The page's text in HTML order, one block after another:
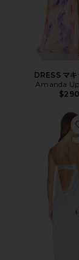
DRESS マキ
Amanda
$290